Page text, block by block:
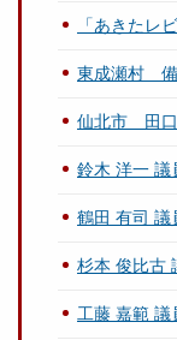
「あきたレ
東成瀬村 備
仙北市 田口
鈴木 洋一 議
鶴田 有司 議
杉本 俊比古
工藤 嘉範 議